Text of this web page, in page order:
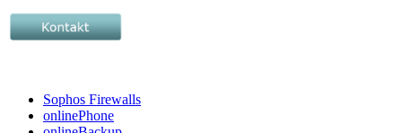
Sophos Firewalls
onlinePhone